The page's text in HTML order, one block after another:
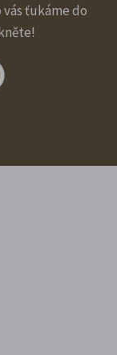
ťukáme do